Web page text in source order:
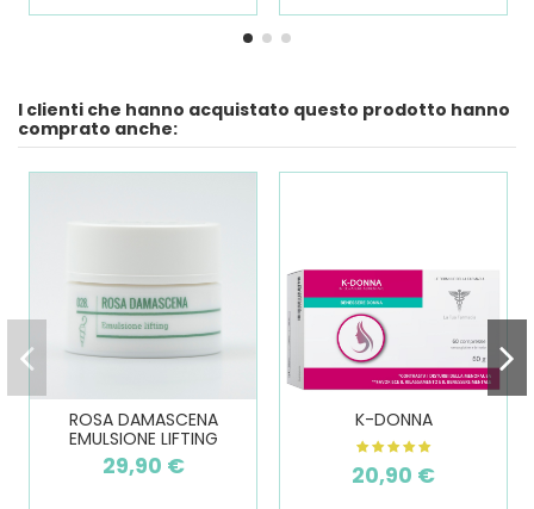
I clienti che hanno acquistato questo prodotto hanno
comprato anche:
ROSA DAMASCENA
EMULSIONE LIFTING
29,90 €
K-DONNA
20,90 €